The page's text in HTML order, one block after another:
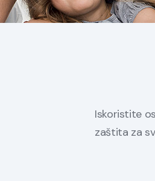
Iskoristite
zaštita za